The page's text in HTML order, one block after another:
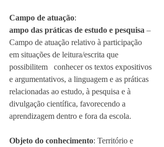
Campo de atuação:
ampo das práticas de estudo e pesquisa –
Campo de atuação relativo à participação
em situações de leitura/escrita que
possibilitem   conhecer os textos expositivos
e argumentativos, a linguagem e as práticas
relacionadas ao estudo, à pesquisa e à
divulgação científica, favorecendo a
aprendizagem dentro e fora da escola.
Objeto do conhecimento: Território e